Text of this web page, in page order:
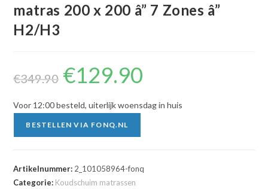
matras 200 x 200 â” 7 Zones â”
H2/H3
€349.90
Oorspronkelijke
prijs
was:
€129.90
Voor 12:00 besteld, uiterlijk woensdag in huis
BESTELLEN VIA FONQ.NL
Artikelnummer: 2_101058964-fonq
Categorie: Koudschuim matrassen